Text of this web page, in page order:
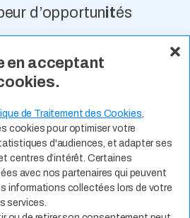
en acceptant
de Traitement des Cookies,
cookies pour optimiser votre
d'audiences, et adapter ses
centres d’intérêt. Certaines
avec nos partenaires qui peuvent
informations collectées lors de votre
services.
d’opportunités
Valeurs Actualité
Expertises Métiers
Offres d’Emploi
Spontanée